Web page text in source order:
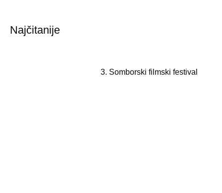
Najčitanije
3. Somborski filmski festival